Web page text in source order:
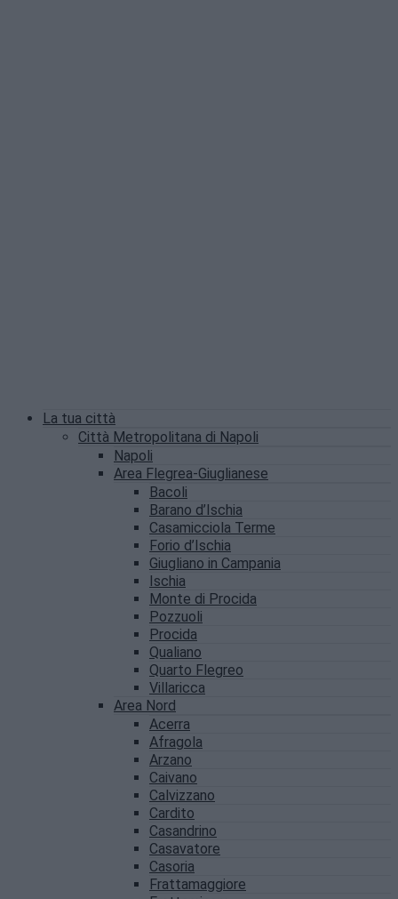
La tua città
Città Metropolitana di Napoli
Napoli
Area Flegrea-Giuglianese
Bacoli
Barano d’Ischia
Casamicciola Terme
Forio d’Ischia
Giugliano in Campania
Ischia
Monte di Procida
Pozzuoli
Procida
Qualiano
Quarto Flegreo
Villaricca
Area Nord
Acerra
Afragola
Arzano
Caivano
Calvizzano
Cardito
Casandrino
Casavatore
Casoria
Frattamaggiore